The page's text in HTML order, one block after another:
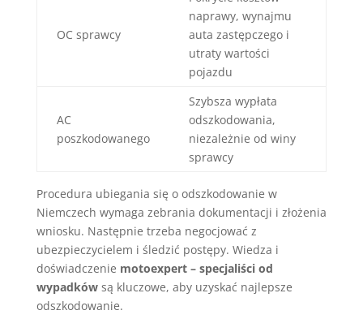
OC sprawcy
naprawy, wynajmu
auta zastępczego i
utraty wartości
pojazdu
AC
poszkodowanego
Szybsza wypłata
odszkodowania,
niezależnie od winy
sprawcy
Procedura ubiegania się o odszkodowanie w
Niemczech wymaga zebrania dokumentacji i złożenia
wniosku. Następnie trzeba negocjować z
ubezpieczycielem i śledzić postępy. Wiedza i
doświadczenie motoexpert – specjaliści od
wypadkówsą kluczowe, aby uzyskać najlepsze
odszkodowanie.